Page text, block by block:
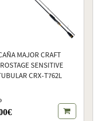
MAJOR CRAFT
SENSITIVE
CRX-T762L